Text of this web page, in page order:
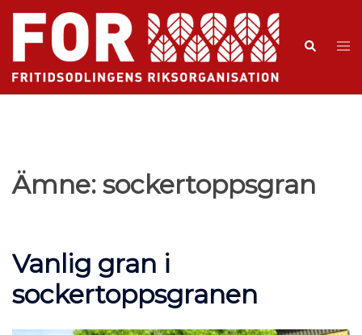
Ämne: sockertoppsgran
Vanlig gran i
sockertoppsgranen